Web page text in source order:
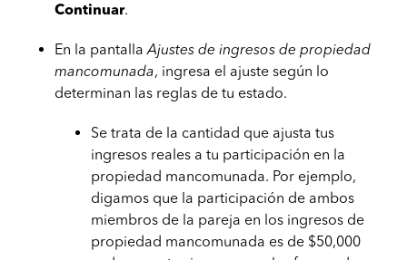
Continuar.
En la pantallaAjustes de ingresos de propiedad
mancomunada, ingresa el ajuste según lo
determinan las reglas de tu estado.
Se trata de la cantidad que ajusta tus
ingresos reales a tu participación en la
propiedad mancomunada. Por ejemplo,
digamos que la participación de ambos
miembros de la pareja en los ingresos de
propiedad mancomunada es de $50,000